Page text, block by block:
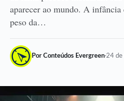
aparecer ao mundo. A
peso da…
Por Conteúdos Evergreen·24 de